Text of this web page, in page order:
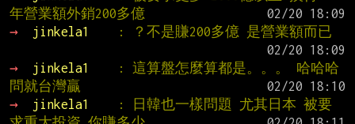
年營業額外銷200多億
→
jinkela1
: ？不是賺200多億 是營業額而已
→
jinkela1
: 這算盤怎麼算都是。。。 哈哈哈
問就台灣贏
→
jinkela1
: 日韓也一樣問題 尤其日本 被要